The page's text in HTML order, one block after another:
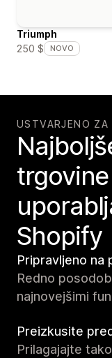
Triumph
250 $
NOVO
USTVARJENO ZA
Shopify
Pripravljeno na
Redno
najnovejšimi
Preizkusite
Prilagajajte